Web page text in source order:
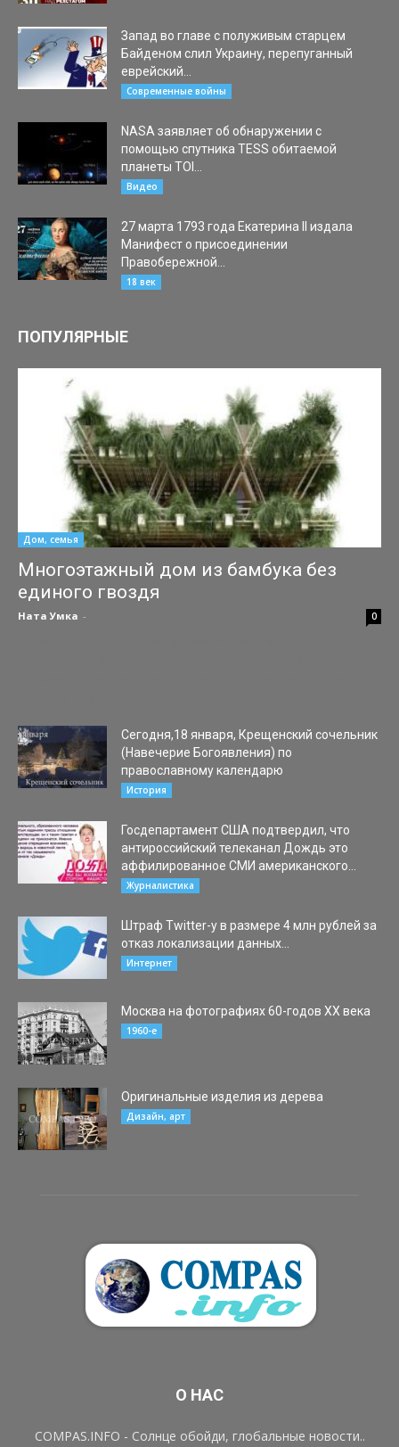
Запад во главе с полуживым старцем
Байденом слил Украину, перепуганный
еврейский...
Современные войны
NASA заявляет об обнаружении с
помощью спутника TESS обитаемой
планеты TOI...
Видео
27 марта 1793 года Екатерина II издала
Манифест о присоединении
Правобережной...
18 век
ПОПУЛЯРНЫЕ
Дом, семья
Многоэтажный дом из бамбука без
единого гвоздя
Ната Умка - 0
Сегодня,18 января, Крещенский сочельник
(Навечерие Богоявления) по
православному календарю
История
Госдепартамент США подтвердил, что
антироссийский телеканал Дождь это
аффилированное СМИ американского...
Журналистика
Штраф Twitter-у в размере 4 млн рублей за
отказ локализации данных...
Интернет
Москва на фотографиях 60-годов ХХ века
1960-е
Оригинальные изделия из дерева
Дизайн, арт
О НАС
COMPAS.INFO - Солнце обойди, глобальные новости..